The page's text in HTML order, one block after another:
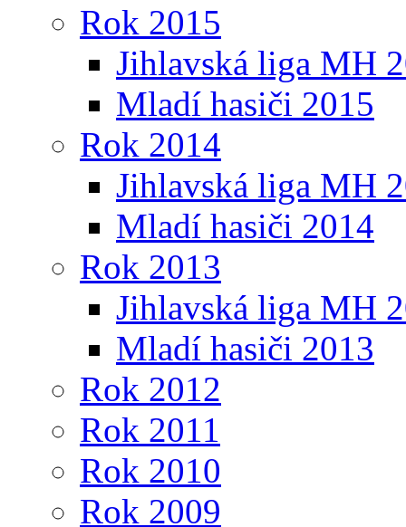
Rok 2015
Jihlavská liga MH
Mladí hasiči 2015
Rok 2014
Jihlavská liga MH
Mladí hasiči 2014
Rok 2013
Jihlavská liga MH
Mladí hasiči 2013
Rok 2012
Rok 2011
Rok 2010
Rok 2009